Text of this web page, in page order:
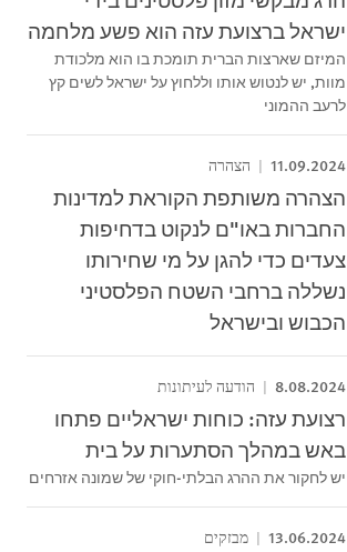
ישראל ברצועת עזה הוא פשע מלחמה
המיזם שארצות הברית תומכת בו הוא מלכודת
מוות, יש לנטוש אותו וללחוץ על ישראל לשים קץ
לרעב ההמוני
11.09.2024 הצהרה
הצהרה משותפת הקוראת למדינות
החברות באו"ם לנקוט בדחיפות
צעדים כדי להגן על מי שחירותו
נשללה ברחבי השטח הפלסטיני
הכבוש ובישראל
8.08.2024 הודעה לעיתונות
רצועת עזה: כוחות ישראליים פתחו
באש במהלך הסתערות על בית
יש לחקור את ההרג הבלתי-חוקי של שמונה אזרחים
13.06.2024 מבזקים